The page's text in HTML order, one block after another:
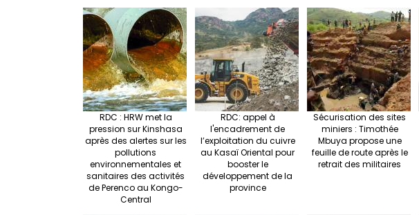
RDC : HRW met la
pression sur Kinshasa
après des alertes sur les
pollutions
environnementales et
sanitaires des activités
de Perenco au Kongo-
Central
RDC: appel à
l'encadrement de
l’exploitation du cuivre
au Kasaï Oriental pour
booster le
développement de la
province
Sécurisation des sites
miniers : Timothée
Mbuya propose une
feuille de route après le
retrait des militaires